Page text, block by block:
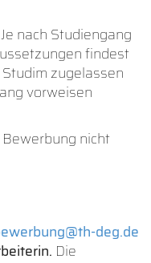
nach Studiengang
findest
zugelassen
vorweisen
nicht
deg.de
Die